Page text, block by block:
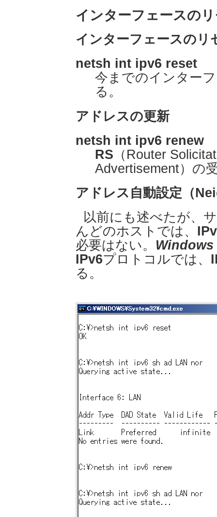
インターフェースの
インターフェースのリ
netsh int ipv6 reset
今までのインター
る。
アドレスの更新
netsh int ipv6 renew
RS （Router
Advertisement）の
アドレス自動設定（
以前にも述べたが、
んどのホストでは、
必要はない。 Windows
IPv6プロトコルでは、
る。